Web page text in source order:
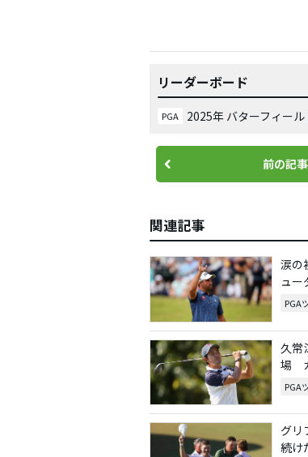
リーダーボード
PGA 2025年 バターフィー
前の記
関連記事
涙の
ュー
PGA
久常
場
PGA
グリ
続け